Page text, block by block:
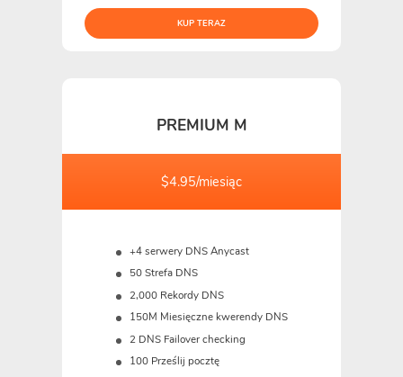
KUP TERAZ
PREMIUM M
$4.95/miesiąc
+4 serwery DNS Anycast
50 Strefa DNS
2,000 Rekordy DNS
150M Miesięczne kwerendy DNS
2 DNS Failover checking
100 Prześlij pocztę